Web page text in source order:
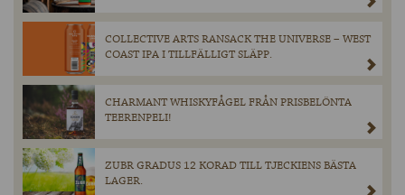
COLLECTIVE ARTS RANSACK THE UNIVERSE – WEST
COAST IPA I TILLFÄLLIGT SLÄPP.
CHARMANT WHISKYFÅGEL FRÅN PRISBELÖNTA
TEERENPELI!
ZUBR GRADUS 12 KORAD TILL TJECKIENS BÄSTA
LAGER.